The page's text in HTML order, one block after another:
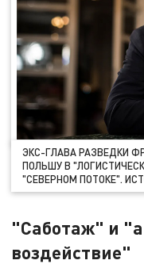
ЭКС-ГЛАВА РАЗВЕДКИ
ПОЛЬШУ В
"СЕВЕРНОМ ПОТОКЕ".
"Саботаж" и
воздействие"